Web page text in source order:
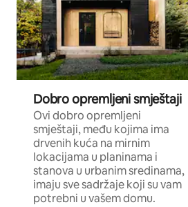
Dobro opremljeni smještaji
Ovi dobro opremljeni
smještaji, među kojima ima
drvenih kuća na mirnim
lokacijama u planinama i
stanova u urbanim sredinama,
imaju sve sadržaje koji su vam
potrebni u vašem domu.